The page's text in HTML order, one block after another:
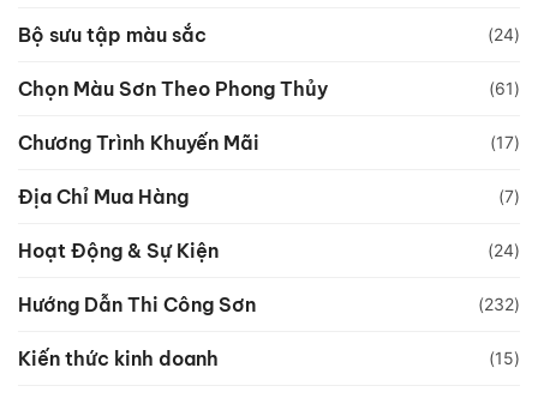
Bộ sưu tập màu sắc (24)
Chọn Màu Sơn Theo Phong Thủy (61)
Chương Trình Khuyến Mãi (17)
Địa Chỉ Mua Hàng (7)
Hoạt Động & Sự Kiện (24)
Hướng Dẫn Thi Công Sơn (232)
Kiến thức kinh doanh (15)